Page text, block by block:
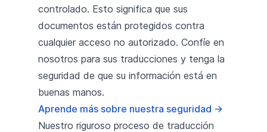
controlado. Esto significa que sus
documentos están protegidos contra
cualquier acceso no autorizado. Confíe en
nosotros para sus traducciones y tenga la
seguridad de que su información está en
buenas manos.
Aprende más sobre nuestra seguridad →
Nuestro riguroso proceso de traducción